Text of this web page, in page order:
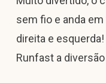
sem fio e anda
direita e
Runfast a